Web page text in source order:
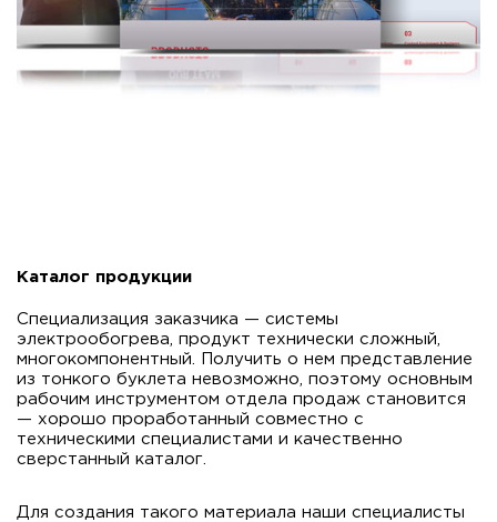
Каталог продукции
Специализация заказчика — системы
электрообогрева, продукт технически сложный,
многокомпонентный. Получить о нем представление
из тонкого буклета невозможно, поэтому основным
рабочим инструментом отдела продаж становится
— хорошо проработанный совместно с
техническими специалистами и качественно
сверстанный каталог.
Для создания такого материала наши специалисты